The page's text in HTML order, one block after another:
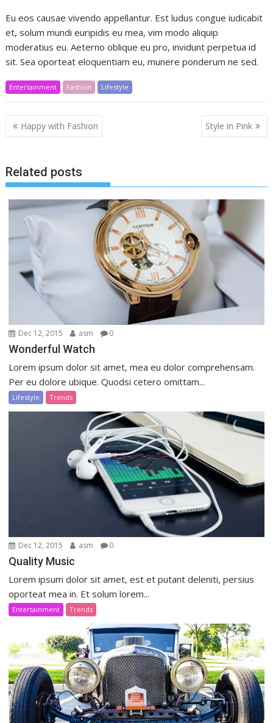
Eu eos causae vivendo appellantur. Est ludus congue iudicabit
et, solum mundi euripidis eu mea, vim modo aliquip
moderatius eu. Aeterno oblique eu pro, invidunt perpetua id
sit. Sea oporteat eloquentiam eu, munere ponderum ne sed.
Entertainment Fashion Lifestyle
Post
navigation
Happy with Fashion Style in Pink
Related posts
Dec 12, 2015 asm 0
Wonderful Watch
Lorem ipsum dolor sit amet, mea eu dolor comprehensam.
Per eu dolore ubique. Quodsi cetero omittam...
Lifestyle Trends
Dec 12, 2015 asm 0
Quality Music
Lorem ipsum dolor sit amet, est et putant deleniti, persius
oporteat mea in. Et solum lorem...
Entertainment Trends